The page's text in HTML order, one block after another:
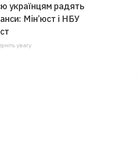
українцям радять
Мін’юст і НБУ
увагу